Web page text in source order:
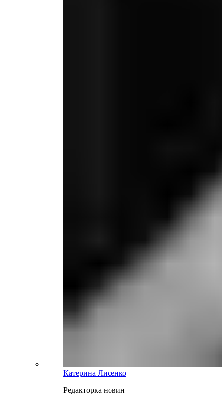
Катерина Лисенко
Редакторка новин